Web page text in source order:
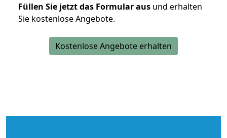
Füllen Sie jetzt das Formular aus und erhalten
Sie kostenlose Angebote.
Kostenlose Angebote erhalten